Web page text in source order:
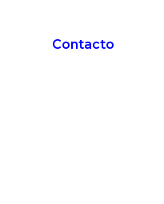
Contacto